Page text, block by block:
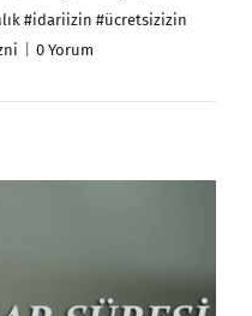
#idariizin #ücretsizizin
0 Yorum